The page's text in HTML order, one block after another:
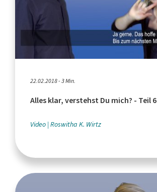
22.02.2018 - 3 Min.
Alles klar, verstehst Du mich? - Teil 6
Video Roswitha K. Wirtz